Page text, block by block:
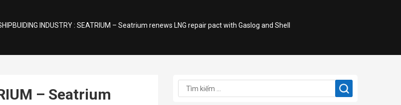
INDUSTRY : SEATRIUM – Seatrium renews LNG repair pact with Gaslog and Shell
– Seatrium